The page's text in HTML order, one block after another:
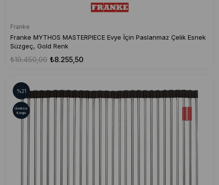
Franke
Franke MYTHOS MASTERPIECE Evye İçin Paslanmaz Çelik Esnek
Süzgeç, Gold Renk
₺8.255,50
₺10.450,00
%21
Ücretsiz
Kargo